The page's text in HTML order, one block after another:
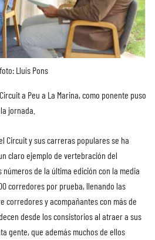
foto: Lluís Pons
a Peu a La Marina, como ponente puso
jornada.
Circuit y sus carreras populares se ha
claro ejemplo de vertebración del
de la última edición con la media
corredores por prueba, llenando las
corredores y acompañantes con más de
desde los consistorios al atraer a sus
gente, que además muchos de ellos